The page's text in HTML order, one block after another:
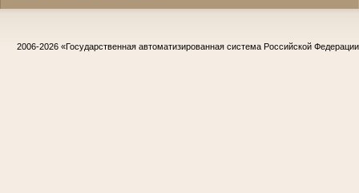
2006-2026 «Государственная автоматизированная система Российской